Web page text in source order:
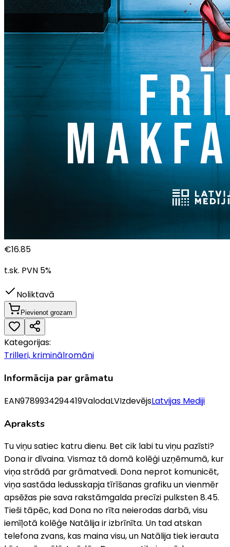
€16.85
t.sk. PVN 5%
Noliktavā
Pievienot grozam
Kategorijas:
Trilleri, kriminālromāni
Informācija par grāmatu
EAN9789934294419ValodaLVIzdevējsLatvijas Mediji
Apraksts
Tu viņu satiec katru dienu. Bet cik labi tu viņu pazīsti?
Dona ir dīvaina. Vismaz tā domā kolēģi uzņēmumā, kur
viņa strādā par grāmatvedi. Dona neprot komunicēt,
viņa sastāda ledusskapja tīrīšanas grafiku un vienmēr
apsēžas pie sava rakstāmgalda precīzi pulksten 8.45.
Tieši tāpēc, kad Dona no rīta neierodas darbā, visu
iemīļotā kolēģe Natālija ir izbrīnīta. Un tad atskan
telefona zvans, kas maina visu, un Natālija tiek ierauta